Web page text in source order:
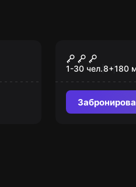
Сити-
1-30 чел.8+180